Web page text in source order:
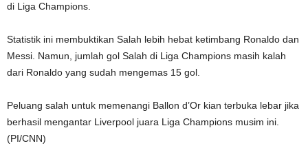
di Liga Champions.
Statistik ini membuktikan Salah lebih hebat ketimbang Ronaldo dan
Messi. Namun, jumlah gol Salah di Liga Champions masih kalah
dari Ronaldo yang sudah mengemas 15 gol.
Peluang salah untuk memenangi Ballon d’Or kian terbuka lebar jika
berhasil mengantar Liverpool juara Liga Champions musim ini.
(PI/CNN)